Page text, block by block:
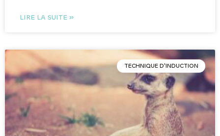
LIRE LA SUITE »
TECHNIQUE D'INDUCTION